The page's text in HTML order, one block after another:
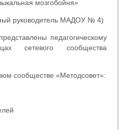
мозгобойня»
руководитель МАДОУ № 4)
педагогическому
сетевого сообщества
сообществе «Методсовет»: